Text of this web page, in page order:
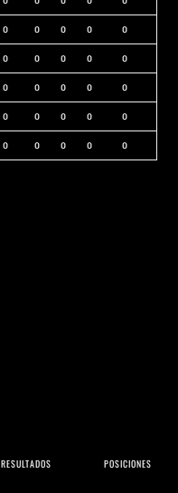
0 0 0 0 0
0 0 0 0 0
0 0 0 0 0
0 0 0 0 0
0 0 0 0 0
RESULTADOS POSICIONES